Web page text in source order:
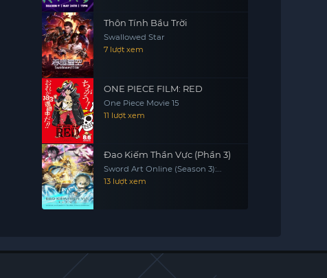
Thôn Tính Bầu Trời
Swallowed Star
7 lượt xem
ONE PIECE FILM: RED
One Piece Movie 15
11 lượt xem
Đao Kiếm Thần Vực (Phần 3)
Sword Art Online (Season 3):
Alicization & War Of Underworld
13 lượt xem